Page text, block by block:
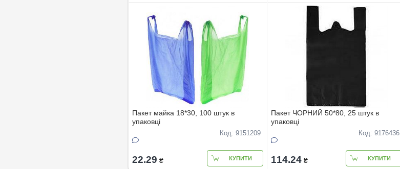
Пакет майка 18*30, 100 штук в
упаковці
Код: 9151209
22.29 ₴ КУПИТИ
Пакет ЧОРНИЙ 50*80, 25 штук в
упаковці
Код: 9176436
114.24 ₴ КУПИТИ